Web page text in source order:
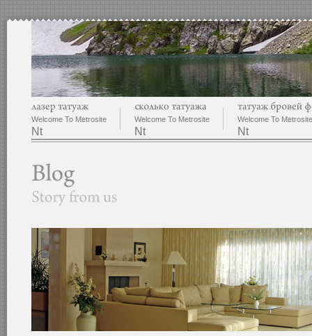
Welcome To Metrosite
Nt
Welcome To Metrosite
Nt
Welcome To Metrosite
Nt